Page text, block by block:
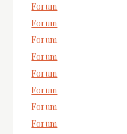
Forum
Forum
Forum
Forum
Forum
Forum
Forum
Forum